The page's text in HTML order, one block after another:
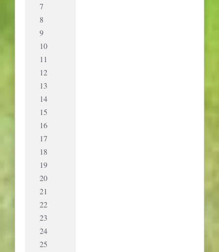
7
8
9
10
11
12
13
14
15
16
17
18
19
20
21
22
23
24
25